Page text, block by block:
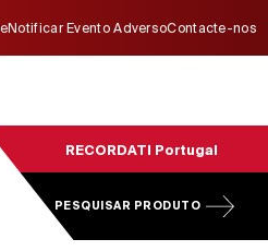
Notificar Evento AdversoContacte-nos
PESQUISAR PRODUTO
RECORDATI Portugal